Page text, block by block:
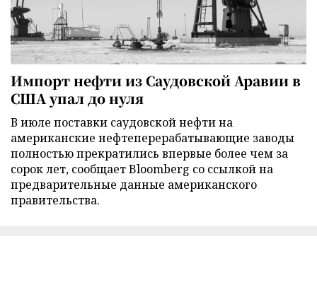
Импорт нефти из Саудовской Аравии в
США упал до нуля
В июле поставки саудовской нефти на
американские нефтеперерабатывающие заводы
полностью прекратились впервые более чем за
сорок лет, сообщает Bloomberg со ссылкой на
предварительные данные американского
правительства.